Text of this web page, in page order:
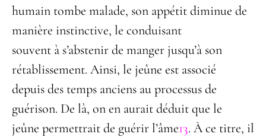
humain tombe malade, son appétit diminue de
manière instinctive, le conduisant
souvent à s’abstenir de manger jusqu’à son
rétablissement. Ainsi, le jeûne est associé
depuis des temps anciens au processus de
guérison. De là, on en aurait déduit que le
jeûne permettrait de guérir l’âme13. À ce titre, il